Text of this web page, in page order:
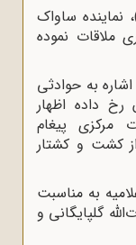
نماینده ساواک
ملاقات نموده
به حوادثى
داده اظهار
مرکزى پیغام
کشت و کشتار
به مناسبت
گلپایگانى و